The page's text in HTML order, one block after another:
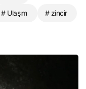
# Ulaşım # zincir